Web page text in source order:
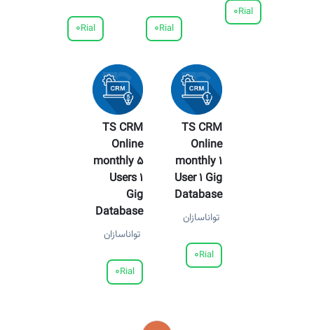
Rial
0
Rial
0
Rial
0
TS CRM
Online
monthly 1
User 1 Gig
Database
تواناسازان
Rial
0
TS CRM
Online
monthly 5
Users 1
Gig
Database
تواناسازان
Rial
0